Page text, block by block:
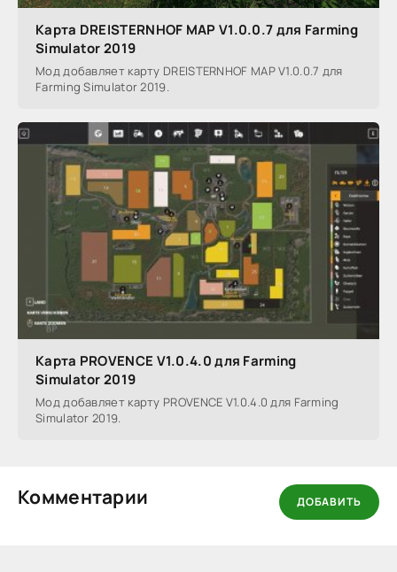
Карта DREISTERNHOF MAP V1.0.0.7 для Farming
Simulator 2019
Мод добавляет карту DREISTERNHOF MAP V1.0.0.7 для
Farming Simulator 2019.
Карта PROVENCE V1.0.4.0 для Farming
Simulator 2019
Мод добавляет карту PROVENCE V1.0.4.0 для Farming
Simulator 2019.
Комментарии ДОБАВИТЬ